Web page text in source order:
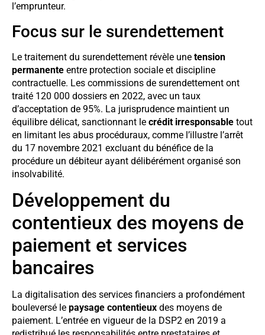
l’emprunteur.
Focus sur le surendettement
Le traitement du surendettement révèle une tension
permanente entre protection sociale et discipline
contractuelle. Les commissions de surendettement ont
traité 120 000 dossiers en 2022, avec un taux
d’acceptation de 95%. La jurisprudence maintient un
équilibre délicat, sanctionnant le crédit irresponsable tout
en limitant les abus procéduraux, comme l’illustre l’arrêt
du 17 novembre 2021 excluant du bénéfice de la
procédure un débiteur ayant délibérément organisé son
insolvabilité.
Développement du
contentieux des moyens de
paiement et services
bancaires
La digitalisation des services financiers a profondément
bouleversé le paysage contentieux des moyens de
paiement. L’entrée en vigueur de la DSP2 en 2019 a